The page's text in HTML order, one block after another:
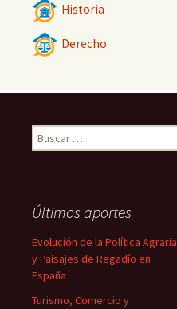
Historia
Derecho
Buscar:
Últimos aportes
Evolución de la Política Agraria
y Paisajes de Regadío en
España
Turismo, Comercio y